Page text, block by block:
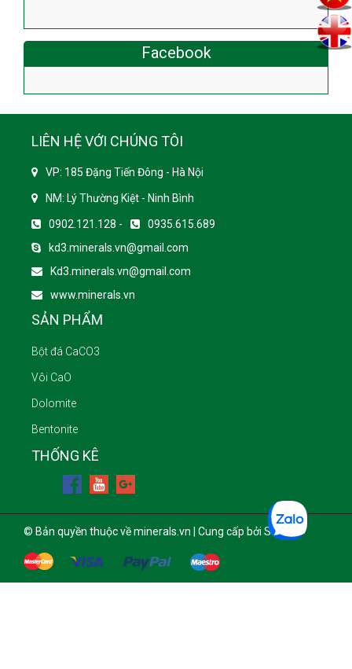
Facebook
LIÊN HỆ VỚI CHÚNG TÔI
VP: 185 Đặng Tiến Đông - Hà Nội
NM: Lý Thường Kiệt - Ninh Bình
0902.121.128 -
0935.615.689
kd3.minerals.vn@gmail.com
Kd3.minerals.vn@gmail.com
www.minerals.vn
SẢN PHẨM
Bột đá CaCO3
Vôi CaO
Dolomite
Bentonite
THỐNG KÊ
© Bản quyền thuộc về minerals.vn | Cung cấp bởi Sapo